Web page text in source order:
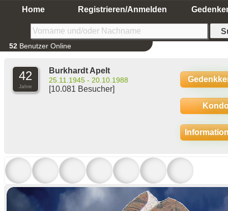
Home Registrieren/Anmelden
52 Benutzer Online
42
Jahre
Burkhardt Apelt
25.11.1945 - 20.10.1988
[10.081 Besucher]